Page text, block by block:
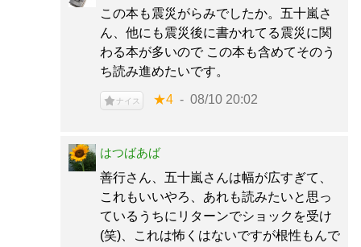
この本も震災がらみでしたか。五十嵐さ
ん、他にも震災後に書かれてる震災に関
わる本が多いので この本も含めてそのう
ち読み進めたいです。
ナイス ★4 08/10 20:02
はつばあば
善行さん、五十嵐さんは幅が広すぎて、
これもいいやろ、あれも読みたいと思っ
ているうちにリターンでショックを受け
(笑)、これは怖くはないですが根性もんで